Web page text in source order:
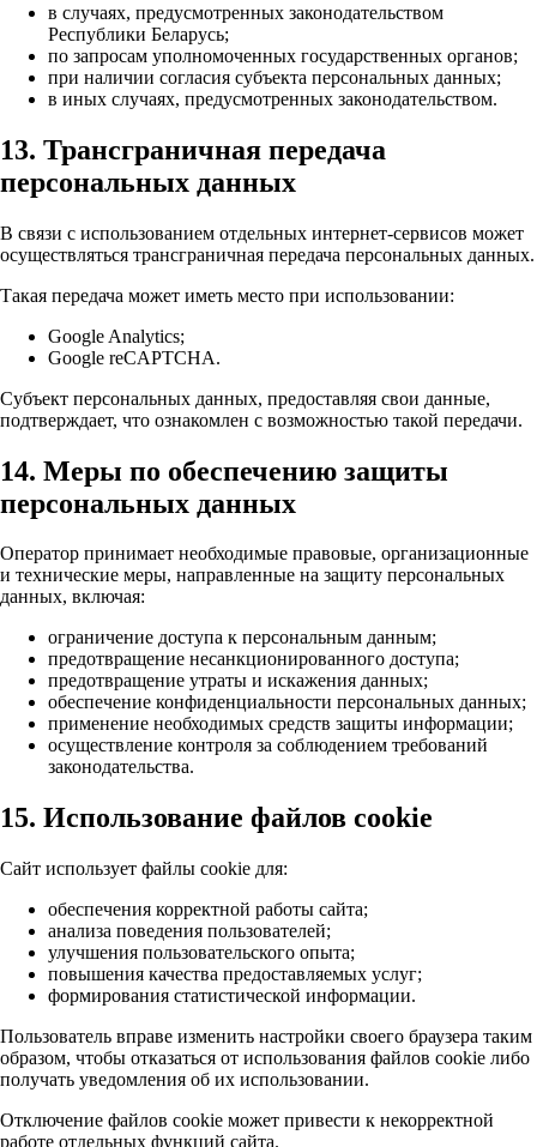
в случаях, предусмотренных законодательством
Республики Беларусь;
по запросам уполномоченных государственных органов;
при наличии согласия субъекта персональных данных;
в иных случаях, предусмотренных законодательством.
13. Трансграничная передача
персональных данных
В связи с использованием отдельных интернет-сервисов может
осуществляться трансграничная передача персональных данных.
Такая передача может иметь место при использовании:
Google Analytics;
Google reCAPTCHA.
Субъект персональных данных, предоставляя свои данные,
подтверждает, что ознакомлен с возможностью такой передачи.
14. Меры по обеспечению защиты
персональных данных
Оператор принимает необходимые правовые, организационные
и технические меры, направленные на защиту персональных
данных, включая:
ограничение доступа к персональным данным;
предотвращение несанкционированного доступа;
предотвращение утраты и искажения данных;
обеспечение конфиденциальности персональных данных;
применение необходимых средств защиты информации;
осуществление контроля за соблюдением требований
законодательства.
15. Использование файлов cookie
Сайт использует файлы cookie для:
обеспечения корректной работы сайта;
анализа поведения пользователей;
улучшения пользовательского опыта;
повышения качества предоставляемых услуг;
формирования статистической информации.
Пользователь вправе изменить настройки своего браузера таким
образом, чтобы отказаться от использования файлов cookie либо
получать уведомления об их использовании.
Отключение файлов cookie может привести к некорректной
работе отдельных функций сайта.